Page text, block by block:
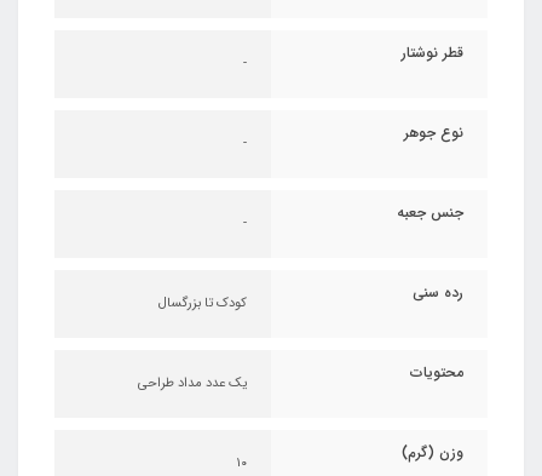
قطر نوشتار -
نوع جوهر -
جنس جعبه -
رده سنی کودک تا بزرگسال
محتویات یک عدد مداد طراحی
وزن (گرم) ۱۰